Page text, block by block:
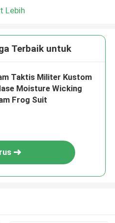
Lebih
Terbaik untuk
Taktis Militer Kustom
Moisture Wicking
Frog Suit